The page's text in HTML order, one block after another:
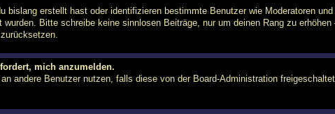
erstellt hast oder identifizieren bestimmte Benutzer wie Moderatoren
Bitte schreibe keine sinnlosen Beiträge, nur um deinen Rang zu
mich anzumelden.
andere Benutzer nutzen, falls diese von der Board-Administration